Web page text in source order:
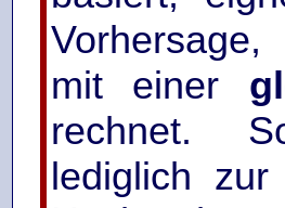
mit einer
rechnet.
lediglich zur